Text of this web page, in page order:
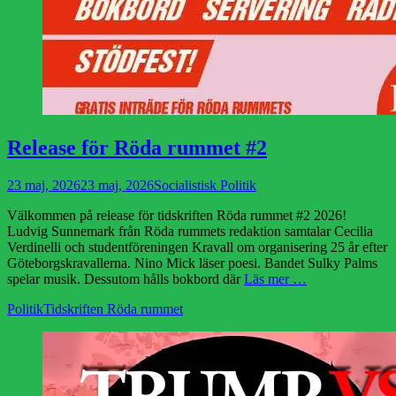
Release för Röda rummet #2
Publicerad
23 maj, 202623 maj, 2026Författare
Socialistisk Politik
Välkommen på release för tidskriften Röda rummet #2 2026!
Ludvig Sunnemark från Röda rummets redaktion samtalar Cecilia
Verdinelli och studentföreningen Kravall om organisering 25 år efter
Göteborgskravallerna. Nino Mick läser poesi. Bandet Sulky Palms
spelar musik. Dessutom hålls bokbord därLäs mer …
Kategorier
PolitikEtiketter
Tidskriften Röda rummet